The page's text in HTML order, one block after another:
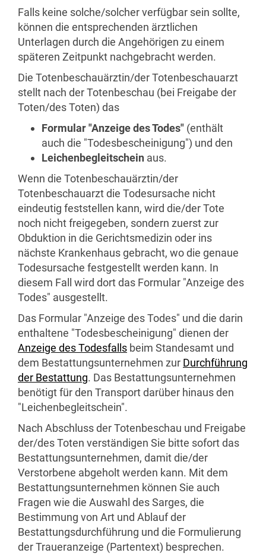
Falls keine solche/solcher verfügbar sein sollte,
können die entsprechenden ärztlichen
Unterlagen durch die Angehörigen zu einem
späteren Zeitpunkt nachgebracht werden.
Die Totenbeschauärztin/der Totenbeschauarzt
stellt nach der Totenbeschau (bei Freigabe der
Toten/des Toten) das
Formular "Anzeige des Todes" (enthält
auch die "Todesbescheinigung") und den
Leichenbegleitschein aus.
Wenn die Totenbeschauärztin/der
Totenbeschauarzt die Todesursache nicht
eindeutig feststellen kann, wird die/der Tote
noch nicht freigegeben, sondern zuerst zur
Obduktion in die Gerichtsmedizin oder ins
nächste Krankenhaus gebracht, wo die genaue
Todesursache festgestellt werden kann. In
diesem Fall wird dort das Formular "Anzeige des
Todes" ausgestellt.
Das Formular "Anzeige des Todes" und die darin
enthaltene "Todesbescheinigung" dienen der
Anzeige des Todesfalls beim Standesamt und
dem Bestattungsunternehmen zur Durchführung
der Bestattung. Das Bestattungsunternehmen
benötigt für den Transport darüber hinaus den
"Leichenbegleitschein".
Nach Abschluss der Totenbeschau und Freigabe
der/des Toten verständigen Sie bitte sofort das
Bestattungsunternehmen, damit die/der
Verstorbene abgeholt werden kann. Mit dem
Bestattungsunternehmen können Sie auch
Fragen wie die Auswahl des Sarges, die
Bestimmung von Art und Ablauf der
Bestattungsdurchführung und die Formulierung
der Traueranzeige (Partentext) besprechen.